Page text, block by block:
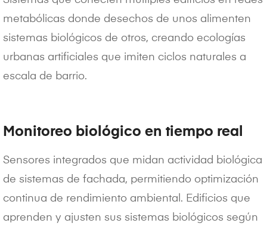
metabólicas donde desechos de unos alimenten
sistemas biológicos de otros, creando ecologías
urbanas artificiales que imiten ciclos naturales a
escala de barrio.
Monitoreo biológico en tiempo real
Sensores integrados que midan actividad biológica
de sistemas de fachada, permitiendo optimización
continua de rendimiento ambiental. Edificios que
aprenden y ajusten sus sistemas biológicos según